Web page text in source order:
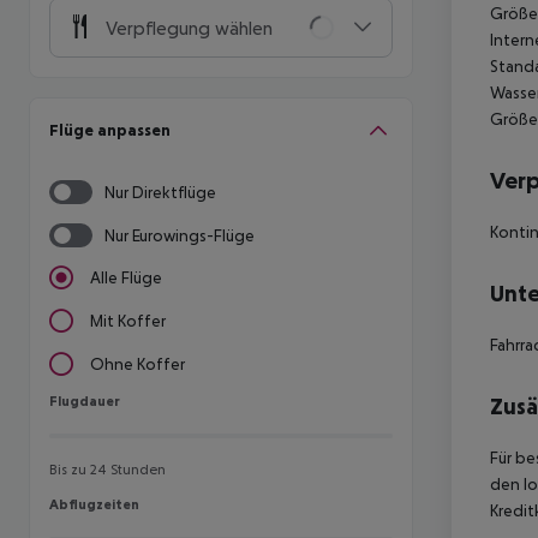
Verpflegung wählen
Flüge anpassen
Nur Direktflüge
Nur Eurowings-Flüge
Alle Flüge
Mit Koffer
Ohne Koffer
Flugdauer
Flugdauer
Bis zu 24 Stunden
Abflugzeiten
Abflugzeiten
Für
den